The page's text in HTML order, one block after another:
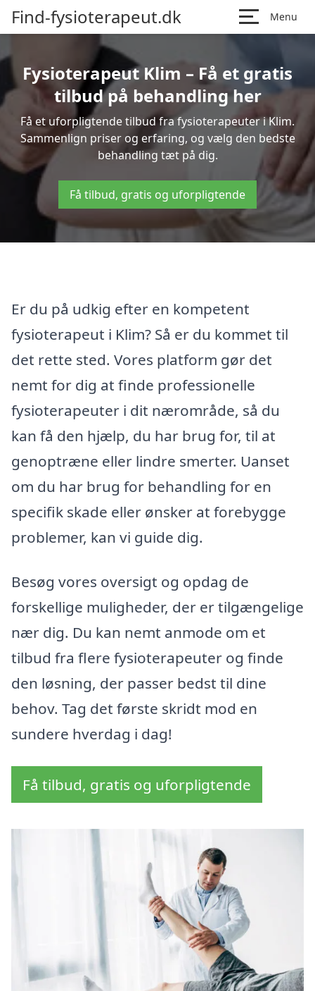
Find-fysioterapeut.dk Menu
Fysioterapeut Klim – Få et gratis
tilbud på behandling her
Få et uforpligtende tilbud fra fysioterapeuter i Klim.
Sammenlign priser og erfaring, og vælg den bedste
behandling tæt på dig.
Få tilbud, gratis og uforpligtende
Er du på udkig efter en kompetent
fysioterapeut i Klim? Så er du kommet til
det rette sted. Vores platform gør det
nemt for dig at finde professionelle
fysioterapeuter i dit nærområde, så du
kan få den hjælp, du har brug for, til at
genoptræne eller lindre smerter. Uanset
om du har brug for behandling for en
specifik skade eller ønsker at forebygge
problemer, kan vi guide dig.
Besøg vores oversigt og opdag de
forskellige muligheder, der er tilgængelige
nær dig. Du kan nemt anmode om et
tilbud fra flere fysioterapeuter og finde
den løsning, der passer bedst til dine
behov. Tag det første skridt mod en
sundere hverdag i dag!
Få tilbud, gratis og uforpligtende